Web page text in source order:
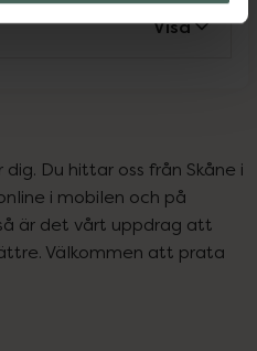
Visa
Du hittar oss från Skåne i
i mobilen och på
är det vårt uppdrag att
Välkommen att prata